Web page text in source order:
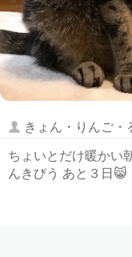
きょん・りんご・
ちょいとだけ暖かい
んきびう あと３日😸